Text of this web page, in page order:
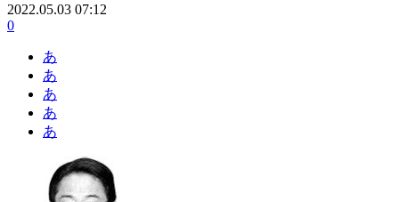
2022.05.03 07:12
0
あ
あ
あ
あ
あ